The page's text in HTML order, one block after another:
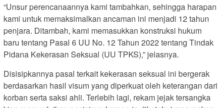
“Unsur perencanaannya kami tambahkan, sehingga harapan
kami untuk memaksimalkan ancaman ini menjadi 12 tahun
penjara. Ditambah, kami memasukkan konstruksi hukum
baru tentang Pasal 6 UU No. 12 Tahun 2022 tentang Tindak
Pidana Kekerasan Seksual (UU TPKS),” jelasnya.
Disisipkannya pasal terkait kekerasan seksual ini bergerak
berdasarkan hasil visum yang diperkuat oleh keterangan dari
korban serta saksi ahli. Terlebih lagi, rekam jejak tersangka